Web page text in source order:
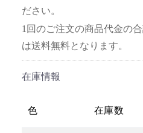
ださい。
1回のご注文の商品代金の
は送料無料となります。
在庫情報
色 在庫数